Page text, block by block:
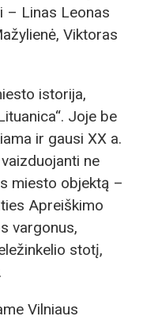
– Linas Leonas
Viktoras
istorija,
Joje be
ir gausi XX a.
ne
miesto objektą –
Apreiškimo
vargonus,
stotį,
Vilniaus